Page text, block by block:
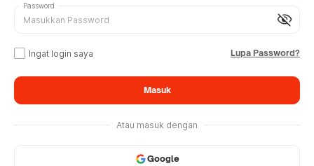
visibility_off
Password
Ingat login saya Lupa Password?
Masuk
Atau masuk dengan
Google